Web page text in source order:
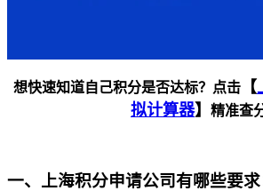
想快速知道自己积分是否达标？点击 【
拟计算器】 精准查
一、上海积分申请公司有哪些要